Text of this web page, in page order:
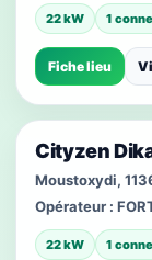
22 kW 1
Fiche lieu
Cityzen
Moustoxydi,
Opérateur :
22 kW 1